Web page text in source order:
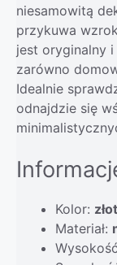
niesamowitą
przykuwa
jest oryginalny
zarówno
Idealnie
odnajdzie się
Kolor:
Materiał: